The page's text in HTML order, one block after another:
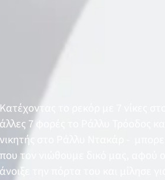
Κατέχοντας το ρεκόρ με 7 νίκες
άλλες 7 φορές το Ράλλυ Τρόοδος
νικητής στο Ράλλυ Ντακάρ -
που τον νιώθουμε δικό μας, αφού
άνοιξε την πόρτα του και μίλησε